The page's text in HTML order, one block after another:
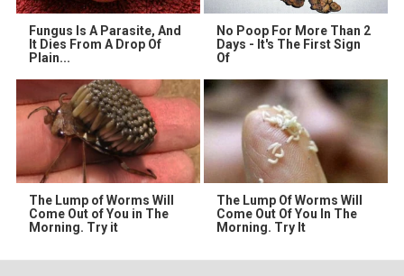
Fungus Is A Parasite, And
It Dies From A Drop Of
Plain...
No Poop For More Than 2
Days - It's The First Sign
Of
The Lump of Worms Will
Come Out of You in The
Morning. Try it
The Lump Of Worms Will
Come Out Of You In The
Morning. Try It